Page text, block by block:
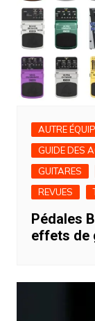
AUTRE
GUIDE DES
GUITARES
REVUES
Pédales
effets de